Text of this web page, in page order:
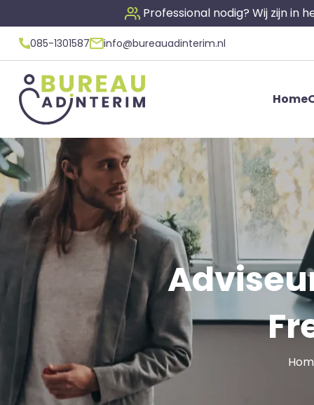
Professional nodig? Wij zijn in
085-1301587 info@bureauadinterim.nl
Home